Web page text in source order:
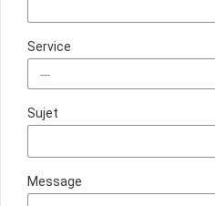
Service
Sujet
Message